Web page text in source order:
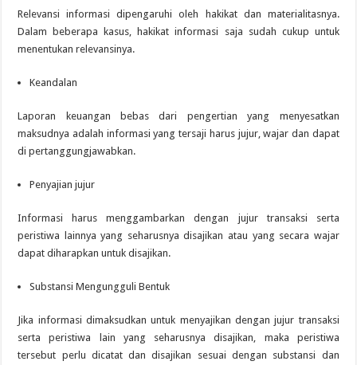
Relevansi informasi dipengaruhi oleh hakikat dan materialitasnya.
Dalam beberapa kasus, hakikat informasi saja sudah cukup untuk
menentukan relevansinya.
Keandalan
Laporan keuangan bebas dari pengertian yang menyesatkan
maksudnya adalah informasi yang tersaji harus jujur, wajar dan dapat
di pertanggungjawabkan.
Penyajian jujur
Informasi harus menggambarkan dengan jujur transaksi serta
peristiwa lainnya yang seharusnya disajikan atau yang secara wajar
dapat diharapkan untuk disajikan.
Substansi Mengungguli Bentuk
Jika informasi dimaksudkan untuk menyajikan dengan jujur transaksi
serta peristiwa lain yang seharusnya disajikan, maka peristiwa
tersebut perlu dicatat dan disajikan sesuai dengan substansi dan